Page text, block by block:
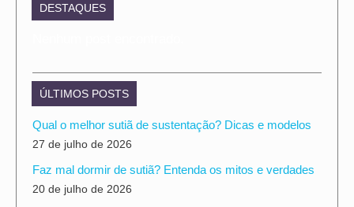
DESTAQUES
ÚLTIMOS POSTS
Qual o melhor sutiã de sustentação? Dicas e modelos
27 de julho de 2026
Faz mal dormir de sutiã? Entenda os mitos e verdades
20 de julho de 2026